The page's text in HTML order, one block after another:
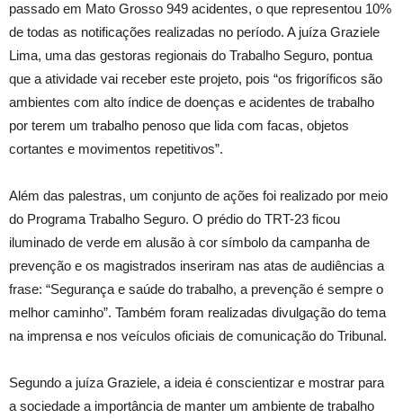
passado em Mato Grosso 949 acidentes, o que representou 10%
de todas as notificações realizadas no período. A juíza Graziele
Lima, uma das gestoras regionais do Trabalho Seguro, pontua
que a atividade vai receber este projeto, pois “os frigoríficos são
ambientes com alto índice de doenças e acidentes de trabalho
por terem um trabalho penoso que lida com facas, objetos
cortantes e movimentos repetitivos”.
Além das palestras, um conjunto de ações foi realizado por meio
do Programa Trabalho Seguro. O prédio do TRT-23 ficou
iluminado de verde em alusão à cor símbolo da campanha de
prevenção e os magistrados inseriram nas atas de audiências a
frase: “Segurança e saúde do trabalho, a prevenção é sempre o
melhor caminho”. Também foram realizadas divulgação do tema
na imprensa e nos veículos oficiais de comunicação do Tribunal.
Segundo a juíza Graziele, a ideia é conscientizar e mostrar para
a sociedade a importância de manter um ambiente de trabalho